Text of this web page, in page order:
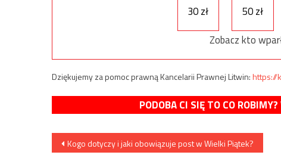
30 zł
50 zł
Zobacz kto
Dziękujemy za pomoc prawną Kancelarii Prawnej Litwin:https://
PODOBA CI SIĘ TO CO
Nawigacja
Kogo dotyczy i jaki obowiązuje post w Wielki Piątek?